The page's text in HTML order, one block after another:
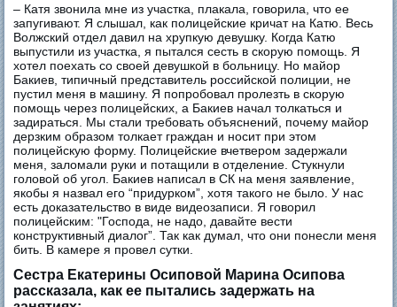
– ​Катя звонила мне из участка, плакала, говорила, что ее
запугивают. Я слышал, как полицейские кричат на Катю. Весь
Волжский отдел давил на хрупкую девушку. Когда Катю
выпустили из участка, я пытался сесть в скорую помощь. Я
хотел поехать со своей девушкой в больницу. Но майор
Бакиев, типичный представитель российской полиции, не
пустил меня в машину. Я попробовал пролезть в скорую
помощь через полицейских, а Бакиев начал толкаться и
задираться. Мы стали требовать объяснений, почему майор
дерзким образом толкает граждан и носит при этом
полицейскую форму. Полицейские вчетвером задержали
меня, заломали руки и потащили в отделение. Стукнули
головой об угол. Бакиев написал в СК на меня заявление,
якобы я назвал его “придурком”, хотя такого не было. У нас
есть доказательство в виде видеозаписи. Я говорил
полицейским: "Господа, не надо, давайте вести
конструктивный диалог”. Так как думал, что они понесли меня
бить. В камере я провел сутки.
Сестра Екатерины Осиповой Марина Осипова
рассказала, как ее пытались задержать на